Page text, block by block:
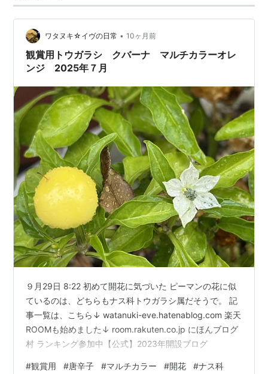
ワタヌキ☆イヴの日常 • 10ヶ月前
観賞用トウガラシ クバーナ マルチカラーオレ
ンジ 2025年７月
９月29日 8:22 初めて開花に気づいた ピーマンの花に似
ているのは、どちらもナス科トウガラシ属だそうで。 記
事一覧は、こちら↓ watanuki-eve.hatenablog.com 楽天
ROOMも始めました↓ room.rakuten.co.jp にほんブログ
村 ランキング参加中【公式】2023年開設ブログ
#観賞用 #唐辛子 #マルチカラー #開花 #ナス科